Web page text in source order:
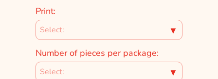
Print:
▼
Number of pieces per package:
▼